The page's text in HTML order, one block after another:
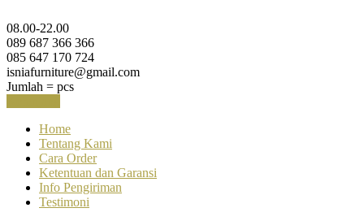
08.00-22.00
089 687 366 366
085 647 170 724
isniafurniture@gmail.com
Jumlah = pcs
Home
Tentang Kami
Cara Order
Ketentuan dan Garansi
Info Pengiriman
Testimoni